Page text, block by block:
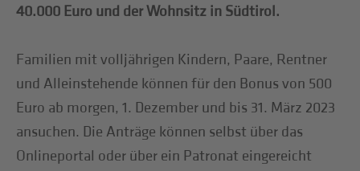
40.000 Euro und der Wohnsitz in Südtirol.
Familien mit volljährigen Kindern, Paare, Rentner
und Alleinstehende können für den Bonus von 500
Euro ab morgen, 1. Dezember und bis 31. März 2023
ansuchen. Die Anträge können selbst über das
Onlineportal oder über ein Patronat eingereicht